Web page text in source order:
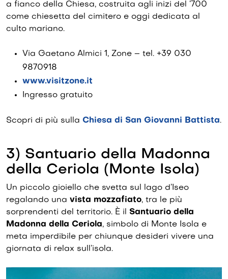
a fianco della Chiesa, costruita agli inizi del ‘700
come chiesetta del cimitero e oggi dedicata al
culto mariano.
Via Gaetano Almici 1, Zone – tel. +39 030
9870918
www.visitzone.it
Ingresso gratuito
Scopri di più sulla Chiesa di San Giovanni Battista.
3) Santuario della Madonna
della Ceriola (Monte Isola)
Un piccolo gioiello che svetta sul lago d’Iseo
regalando una vista mozzafiato, tra le più
sorprendenti del territorio. È il Santuario della
Madonna della Ceriola, simbolo di Monte Isola e
meta imperdibile per chiunque desideri vivere una
giornata di relax sull’isola.